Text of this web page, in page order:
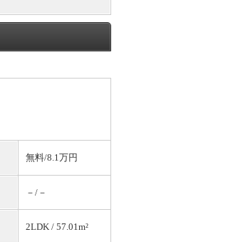
無料/8.1万円
－/－
2LDK / 57.01m²